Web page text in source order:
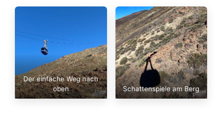
Der einfache Weg nach
oben
Schattenspiele am Berg